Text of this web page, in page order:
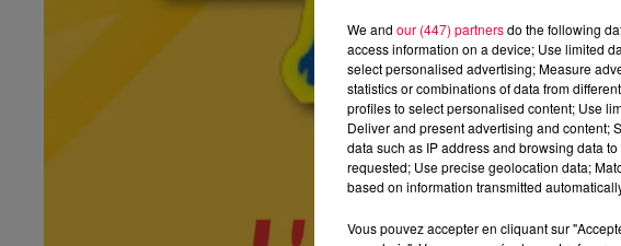
We and our (447) partnersdo the following
access information on a device; Use limited
select personalised advertising; Measure
statistics or combinations of data from
profiles to select personalised content; Use
Deliver and present advertising and content;
data such as IP address and browsing data
requested; Use precise geolocation data;
based on information transmitted
Vous pouvez accepter en cliquant sur